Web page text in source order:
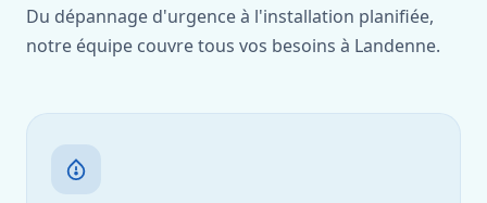
Du dépannage d'urgence à l'installation planifiée,
notre équipe couvre tous vos besoins à Landenne.